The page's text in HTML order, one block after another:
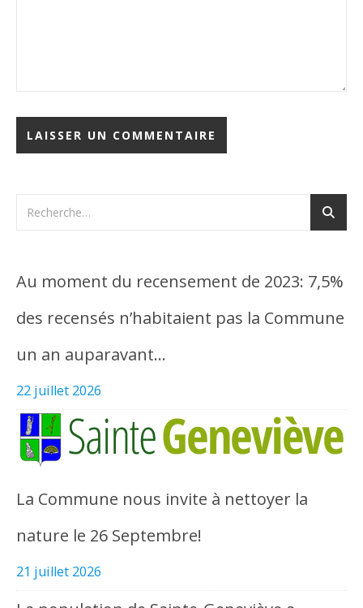
Au moment du recensement de 2023: 7,5%
des recensés n’habitaient pas la Commune
un an auparavant…
22 juillet 2026
La Commune nous invite à nettoyer la
nature le 26 Septembre!
21 juillet 2026